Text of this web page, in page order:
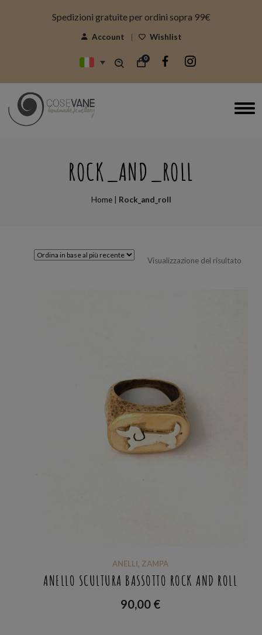
Spedizioni gratuite per ordini sopra 99€
Account Wishlist
0
ROCK_AND_ROLL
Home| Rock_and_roll
Visualizzazione del risultato
ANELLI, ZAMPA
ANELLO SCULTURA BASSOTTO ROCK AND ROLL
90,00 €